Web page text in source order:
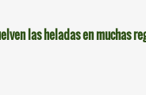
las heladas en muchas